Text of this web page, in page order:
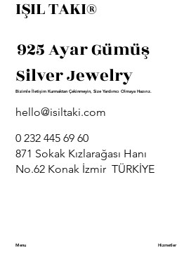
IŞIL TAKI®
925 Ayar Gümüş
Silver Jewelry
Bizimle İletişim Kurmaktan Çekinmeyin, Size Yardımcı Olmaya Hazırız.
hello@isiltaki.com
0 232 445 69 60
871 Sokak Kızlarağası Hanı
No.62 Konak İzmir TÜRKİYE
Menu Hizmetler